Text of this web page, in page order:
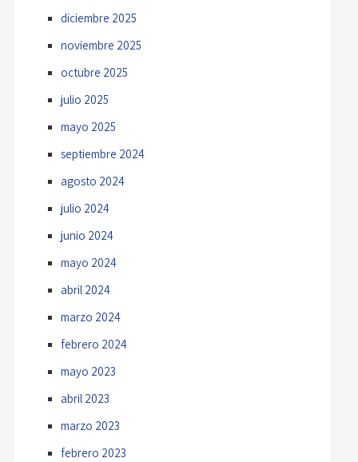
diciembre 2025
noviembre 2025
octubre 2025
julio 2025
mayo 2025
septiembre 2024
agosto 2024
julio 2024
junio 2024
mayo 2024
abril 2024
marzo 2024
febrero 2024
mayo 2023
abril 2023
marzo 2023
febrero 2023